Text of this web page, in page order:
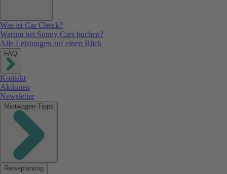
Was ist Car Check?
Warum bei Sunny Cars buchen?
Alle Leistungen auf einen Blick
FAQ
Kontakt
Aktionen
Newsletter
Mietwagen-Tipps
Reiseplanung